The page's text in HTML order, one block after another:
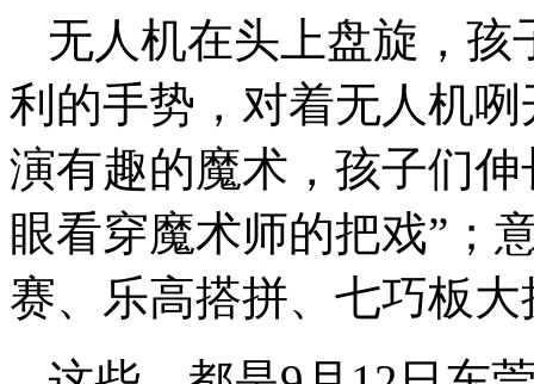
无人机在头上盘旋，
利的手势，对着无人机
演有趣的魔术，孩子们
眼看穿魔术师的把戏”；
赛、乐高搭拼、七巧板